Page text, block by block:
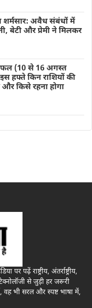
शर्मसार: अवैध संबंधों में
बेटी और प्रेमी ने मिलकर
(10 से 16 अगस्त
हफ्ते किन राशियों की
किसे रहना होगा
पर पढ़ें राष्ट्रीय, अंतर्राष्ट्रीय,
से जुड़ी हर जरूरी
भी सरल और स्पष्ट भाषा में,